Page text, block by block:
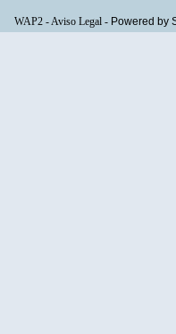
WAP2-Aviso Legal- Powered by